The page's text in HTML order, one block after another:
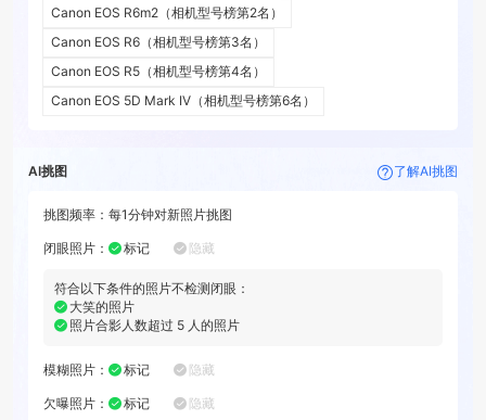
Canon EOS R6m2 （相机型号榜第2名）
Canon EOS R6 （相机型号榜第3名）
Canon EOS R5 （相机型号榜第4名）
Canon EOS 5D Mark IV （相机型号榜第6名）
AI挑图 了解AI挑图
挑图频率： 每1分钟对新照片挑图
闭眼照片 ： 标记 隐藏
符合以下条件的照片不检测闭眼：
大笑的照片
照片合影人数超过 5 人的照片
模糊照片 ： 标记 隐藏
欠曝照片 ： 标记 隐藏